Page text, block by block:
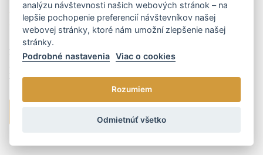
Revidovaná smernica o energetickej hospodárnosti
budov a jej dopady
Dňa 8. mája 2024 bolo v Úradnom vestníku Európskej únie (ďalej len
„EÚ“) zverejnené revidované znenie smernice o energetickej
hospodárnosti budov (ďalej len „smernica“).
analýzu návštevnosti našich webových stránok – na
lepšie pochopenie preferencií návštevníkov našej
webovej stránky, ktoré nám umožní zlepšenie našej
stránky.
Podrobné nastavenia
Viac o cookies
Rozumiem
Odmietnúť všetko